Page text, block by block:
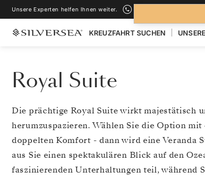
Unsere Experten helfen Ihnen weiter.
KREUZFAHRT SUCHEN
Royal Suite
Die prächtige Royal Suite wirkt majestätisch
herumzuspazieren. Wählen Sie die Option
doppelten Komfort - dann wird eine Veranda
aus Sie einen spektakulären Blick auf den
faszinierenden Unterhaltungen teil, während